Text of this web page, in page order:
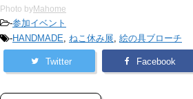
Photo byMahome
-参加イベント
-HANDMADE, ねこ休み展, 絵の具ブローチ
Twitter Facebook